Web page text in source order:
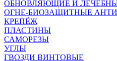
ОБНОВЛЯЮЩИЕ И
ОГНЕ-БИОЗАЩИТНЫЕ
КРЕПЁЖ
ПЛАСТИНЫ
САМОРЕЗЫ
УГЛЫ
ГВОЗДИ ВИНТОВЫЕ